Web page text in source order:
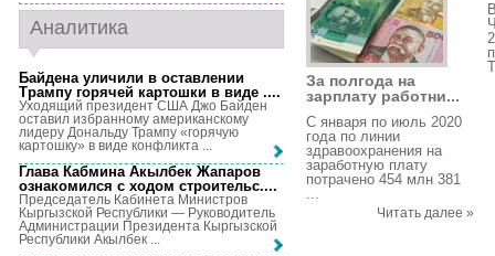
За полгода на
зарплату работни...
С января по июль 2020
года по линии
здравоохранения на
заработную плату
потрачено 454 млн 381
...
Читать далее »
Аналитика
Байдена уличили в оставлении
Трампу горячей картошки в виде ....
Уходящий президент США Джо Байден
оставил избранному американскому
лидеру Дональду Трампу «горячую
картошку» в виде конфликта ...
Глава Кабмина Акылбек Жапаров
ознакомился с ходом строительс....
Председатель Кабинета Министров
Кыргызской Республики — Руководитель
Администрации Президента Кыргызской
Республики Акылбек ...